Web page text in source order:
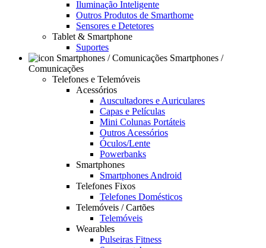
Iluminação Inteligente
Outros Produtos de Smarthome
Sensores e Detetores
Tablet & Smartphone
Suportes
Smartphones /
Comunicações
Telefones e Telemóveis
Acessórios
Auscultadores e Auriculares
Capas e Películas
Mini Colunas Portáteis
Outros Acessórios
Óculos/Lente
Powerbanks
Smartphones
Smartphones Android
Telefones Fixos
Telefones Domésticos
Telemóveis / Cartões
Telemóveis
Wearables
Pulseiras Fitness